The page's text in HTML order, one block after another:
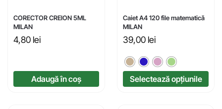
CORECTOR CREION 5ML
MILAN
4,80 lei
Adaugă în coș
Caiet A4 120 file matematică
MILAN
39,00 lei
Selectează opțiunile